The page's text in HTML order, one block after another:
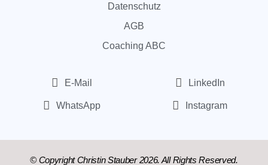
Datenschutz
AGB
Coaching ABC
E-Mail
WhatsApp
LinkedIn
Instagram
© Copyright Christin Stauber 2026. All Rights Reserved.